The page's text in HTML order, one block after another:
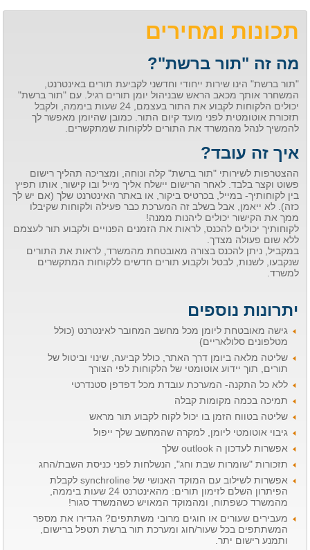
תכונות ומחירים
מה זה "תור ברשת"?
"תור ברשת" הינו שירות ייחודי וחדשני לקביעת תורים באינטרנט,
המשחרר אותך מכאב הראש שבניהול יומן תורים רגיל. עם "תור ברשת"
יכולים הלקוחות לקבוע את התור בעצמם, 24 שעות ביממה, ולקבל
תזכורת אוטומטית לפני מועד קיום התור. כמובן שהיומן מאפשר לך
להמשיך לנהל מהמשרד את התורים ללקוחות שמתקשרים.
איך זה עובד?
ההצטרפות לשירותי "תור ברשת" קלה ונוחה, ומצריכה תהליך רישום
פשוט וקצר בלבד. לאחר הרישום יישלח אליך מייל ובו קישור, אותו תפיץ
בין לקוחותיך- במייל, בכרטיס ביקור, או באתר האינטרנט שלך (אם יש לך
כזה). לא ייאמן, אבל בשלב זה המערכת כבר פעילה ולקוחות שקיבלו
ממך את הקישור יכולים ליהנות ממנה!
לקוחותיך יכולים להכנס, לראות את הזמנים הפנויים ולקבוע תור לעצמם
ללא שום פעולה מצדך.
במקביל, ניתן להכנס בצורה מאובטחת מהמשרד, לראות את התורים
שנקבעו, לשנות, לבטל ולקבוע תורים חדשים ללקוחות המתקשרים
למשרד.
יתרונות נוספים
גישה מאובטחת ליומן מכל מחשב המחובר לאינטרנט (כולל
מטלפונים סלולאריים)
שליטה מלאה ביומן דרך האתר, כולל קביעה, שינוי וביטול של
תורים, תוך יידוע אוטומטי של הלקוחות לפי הצורך
ללא כל התקנה- המערכת עובדת מכל דפדפן סטנדרטי
תמיכה בכמה מקומות קבלה
שליטה בטווח הזמן בו יכול לקוח לקבוע תור מראש
גיבוי אוטומטי ליומן, למקרה שהמחשב שלך ייפול
אפשרות לעדכון ה outlook שלך
תזכורות "שומרות שבת וחג", הנשלחות לפני כניסת השבת/החג
אפשרות לשילוב עם המוקד האנושי של synchroline לקבלת
הפיתרון השלם לזימון תורים: מהאינטרנט 24 שעות ביממה,
מהמשרד כשפתוח, ומהמוקד המאויש כשהמשרד סגור!
מעבירים שעורים או חוגים מרובי משתתפים? הגדירו את מספר
המשתתפים בכל שעור/חוג ומערכת תור ברשת תטפל ברישום,
ותמנע רישום יתר.